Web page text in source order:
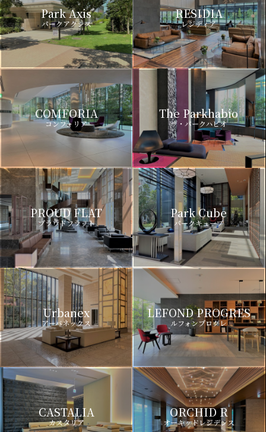
Park Axis
パークアクシス
RESIDIA
レジディア
COMFORIA
コンフォリア
The Parkhabio
ザ・パークハビオ
PROUD FLAT
プラウドフラット
Park Cube
パークキューブ
Urbanex
アーバネックス
LEFOND PROGRES
ルフォンプログレ
CASTALIA
カスタリア
ORCHID R
オーキッドレジデンス